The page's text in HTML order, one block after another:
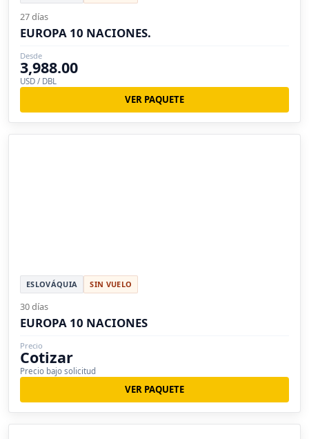
27 días
EUROPA 10 NACIONES.
Desde
3,988.00
USD / DBL
VER PAQUETE
ESLOVÁQUIA SIN VUELO
30 días
EUROPA 10 NACIONES
Precio
Cotizar
Precio bajo solicitud
VER PAQUETE